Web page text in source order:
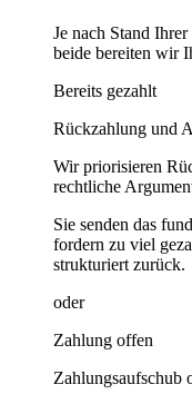
Je nach Stand
beide bereiten wir
Bereits gezahlt
Rückzahlung und
Wir priorisieren
rechtliche
Sie senden das
fordern zu viel
strukturiert zurück.
oder
Zahlung offen
Zahlungsaufschub